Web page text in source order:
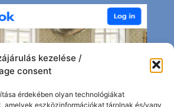
kezelése /
consent
érdekében olyan technológiákat
amelyek eszközinformációkat tárolnak és/vagy